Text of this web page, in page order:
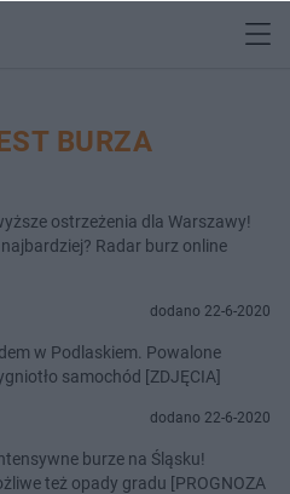
BURZA
ostrzeżenia dla Warszawy!
Radar burz online
dodano 22-6-2020
w Podlaskiem. Powalone
samochód [ZDJĘCIA]
dodano 22-6-2020
burze na Śląsku!
też opady gradu [PROGNOZA